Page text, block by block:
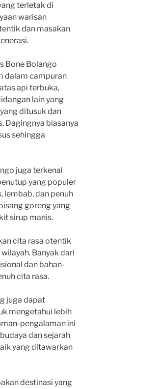
terletak di
warisan
dan masakan
Bone Bolango
dalam campuran
api terbuka,
lain yang
ditusuk dan
Dagingnya biasanya
sehingga
juga terkenal
yang populer
lembab, dan penuh
goreng yang
sirup manis.
cita rasa otentik
Banyak dari
dan bahan-
cita rasa.
juga dapat
mengetahui lebih
pengalaman ini
dan sejarah
yang ditawarkan
destinasi yang